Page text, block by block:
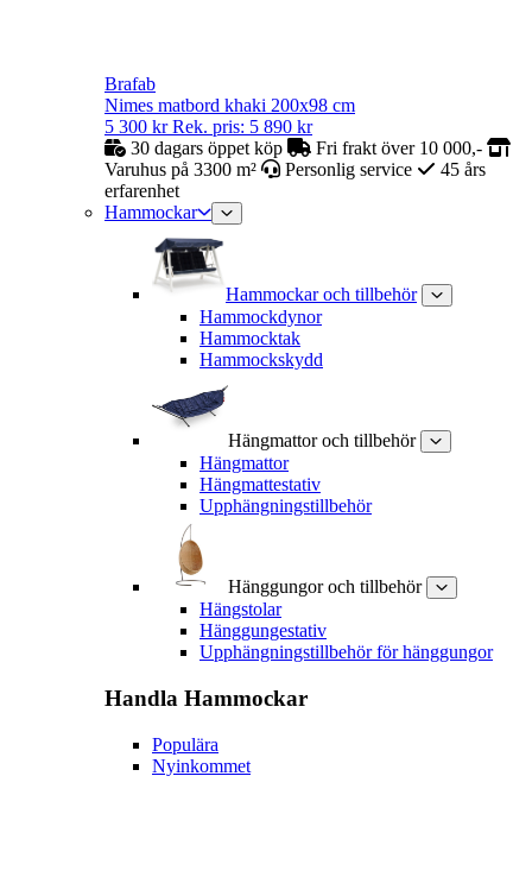
Brafab
Nimes matbord khaki 200x98 cm
5 300 kr Rek. pris: 5 890 kr
30 dagars öppet köp
Fri frakt över 10 000,-
Varuhus på 3300 m²
Personlig service
45 års
erfarenhet
Hammockar
Hammockar och tillbehör
Hammockdynor
Hammocktak
Hammockskydd
Hängmattor och tillbehör
Hängmattor
Hängmattestativ
Upphängningstillbehör
Hänggungor och tillbehör
Hängstolar
Hänggungestativ
Upphängningstillbehör för hänggungor
Handla Hammockar
Populära
Nyinkommet